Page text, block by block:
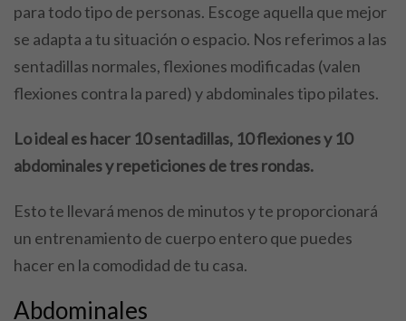
para todo tipo de personas. Escoge aquella que mejor
se adapta a tu situación o espacio. Nos referimos a las
sentadillas normales, flexiones modificadas (valen
flexiones contra la pared) y abdominales tipo pilates.
Lo ideal es hacer 10 sentadillas, 10 flexiones y 10
abdominales y repeticiones de tres rondas.
Esto te llevará menos de minutos y te proporcionará
un entrenamiento de cuerpo entero que puedes
hacer en la comodidad de tu casa.
Abdominales